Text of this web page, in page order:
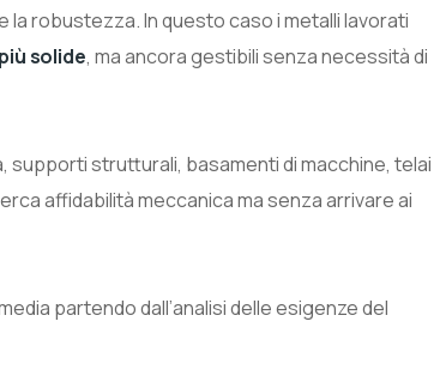
robustezza. In questo caso i metalli lavorati
solide, ma ancora gestibili senza necessità di
supporti strutturali, basamenti di macchine, telai
affidabilità meccanica ma senza arrivare ai
partendo dall’analisi delle esigenze del